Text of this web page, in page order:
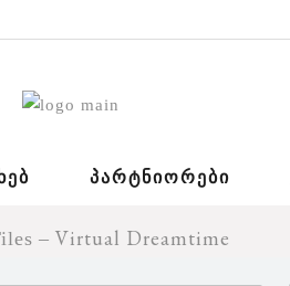
ᲞᲐᲠᲢᲜᲘᲝᲠᲔᲑᲘ
Virtual Dreamtime